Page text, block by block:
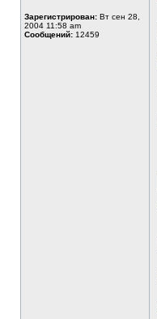
Зарегистрирован: Вт сен 28,
2004 11:58 am
Сообщений: 12459